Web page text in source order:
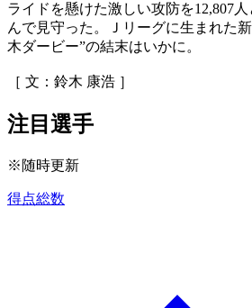
ライドを懸けた激しい攻防を12,807
んで見守った。Ｊリーグに生まれた
木ダービー”の結末はいかに。
［ 文：鈴木 康浩 ］
注目選手
※随時更新
得点総数